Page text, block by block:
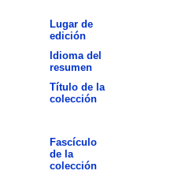
Lugar de
edición
Idioma del
resumen
Título de la
colección
Fascículo
de la
colección